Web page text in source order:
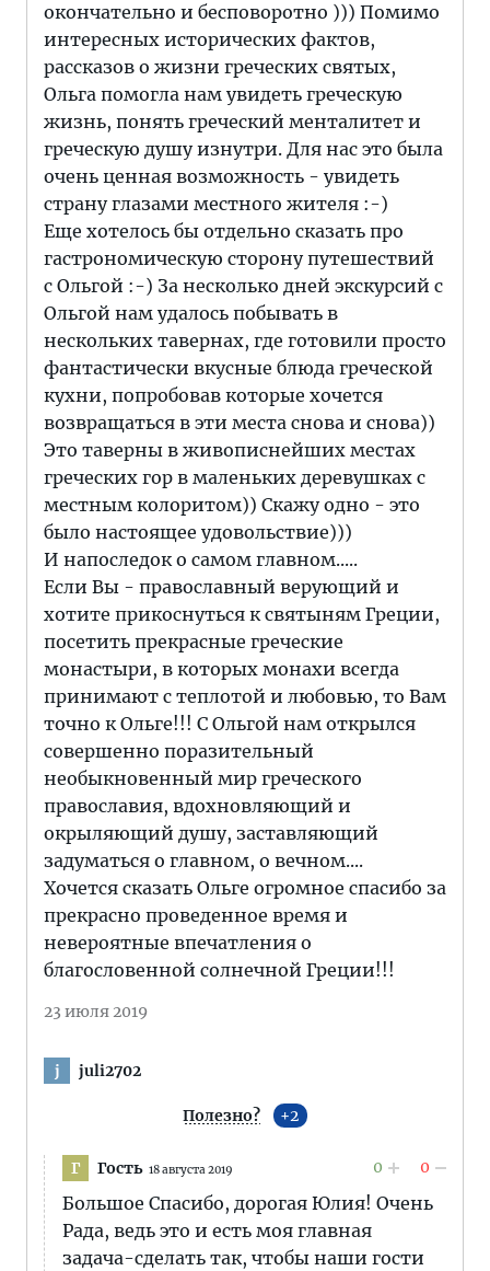
окончательно и бесповоротно ))) Помимо
интересных исторических фактов,
рассказов о жизни греческих святых,
Ольга помогла нам увидеть греческую
жизнь, понять греческий менталитет и
греческую душу изнутри. Для нас это была
очень ценная возможность - увидеть
страну глазами местного жителя :-)
Еще хотелось бы отдельно сказать про
гастрономическую сторону путешествий
с Ольгой :-) За несколько дней экскурсий с
Ольгой нам удалось побывать в
нескольких тавернах, где готовили просто
фантастически вкусные блюда греческой
кухни, попробовав которые хочется
возвращаться в эти места снова и снова))
Это таверны в живописнейших местах
греческих гор в маленьких деревушках с
местным колоритом)) Скажу одно - это
было настоящее удовольствие)))
И напоследок о самом главном.....
Если Вы - православный верующий и
хотите прикоснуться к святыням Греции,
посетить прекрасные греческие
монастыри, в которых монахи всегда
принимают с теплотой и любовью, то Вам
точно к Ольге!!! С Ольгой нам открылся
совершенно поразительный
необыкновенный мир греческого
православия, вдохновляющий и
окрыляющий душу, заставляющий
задуматься о главном, о вечном....
Хочется сказать Ольге огромное спасибо за
прекрасно проведенное время и
невероятные впечатления о
благословенной солнечной Греции!!!
23 июля 2019
j juli2702
Полезно? 2
Г Гость 18 августа 2019 0 0
Большое Спасибо, дорогая Юлия! Очень
Рада, ведь это и есть моя главная
задача-сделать так, чтобы наши гости